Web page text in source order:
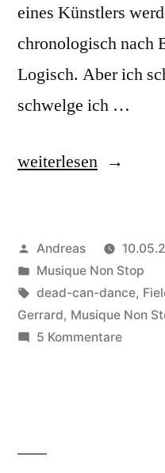
eines Künstlers
chronologisch nach
Logisch. Aber ich
schwelge ich …
„Musikalische
weiterlesen
Veröffentlicht
von
Andreas
Veröffentlicht
in
Musique Non Stop
Schlagwörter:
dead-can-dance,
Gerrard, Musique Non
5 Kommentarezu